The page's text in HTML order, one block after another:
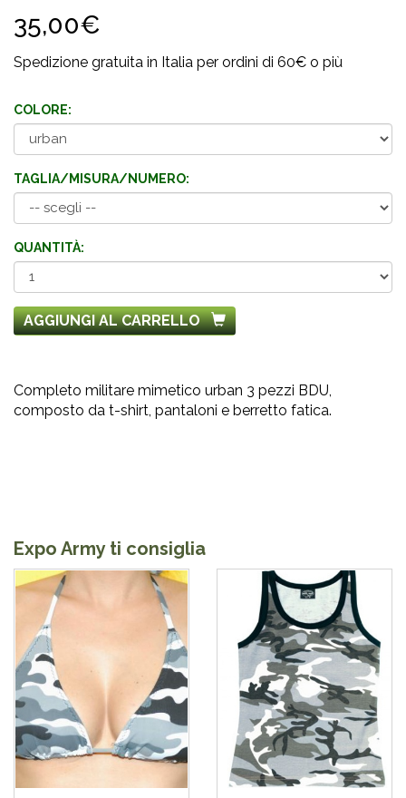
35,00€
Spedizione gratuita in Italia per ordini di 60€ o più
COLORE:
TAGLIA/MISURA/NUMERO:
QUANTITÀ:
AGGIUNGI AL CARRELLO
Completo militare mimetico urban 3 pezzi BDU,
composto da t-shirt, pantaloni e berretto fatica.
Expo Army ti consiglia